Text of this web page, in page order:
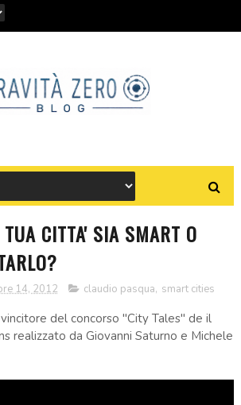
CITTA' SIA SMART O
14, 2012 claudio pasqua, smart cities
del concorso "City Tales" de il
realizzato da Giovanni Saturno e Michele